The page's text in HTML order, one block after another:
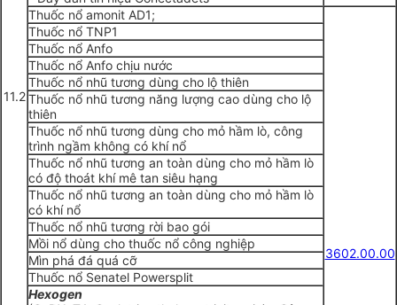
11.2
Thuốc nổ amonit AD1;
3602.00.00
Thuốc nổ TNP1
Thuốc nổ Anfo
Thuốc nổ Anfo chịu nước
Thuốc nổ nhũ tương dùng cho lộ thiên
Thuốc nổ nhũ tương năng lượng cao dùng cho lộ
thiên
Thuốc nổ nhũ tương dùng cho mỏ hầm lò, công
trình ngầm không có khí nổ
Thuốc nổ nhũ tương an toàn dùng cho mỏ hầm lò
có độ thoát khí mê tan siêu hạng
Thuốc nổ nhũ tương an toàn dùng cho mỏ hầm lò
có khí nổ
Thuốc nổ nhũ tương rời bao gói
Mồi nổ dùng cho thuốc nổ công nghiệp
Mìn phá đá quá cỡ
Thuốc nổ Senatel Powersplit
Hexogen